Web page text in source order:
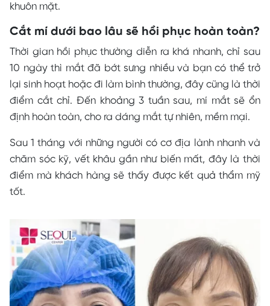
khuôn mặt.
Cắt mí dưới bao lâu sẽ hồi phục hoàn toàn?
Thời gian hồi phục thường diễn ra khá nhanh, chỉ sau
10 ngày thì mắt đã bớt sưng nhiều và bạn có thể trở
lại sinh hoạt hoặc đi làm bình thường, đây cũng là thời
điểm cắt chỉ. Đến khoảng 3 tuần sau, mí mắt sẽ ổn
định hoàn toàn, cho ra dáng mắt tự nhiên, mềm mại.
Sau 1 tháng với những người có cơ địa lành nhanh và
chăm sóc kỹ, vết khâu gần như biến mất, đây là thời
điểm mà khách hàng sẽ thấy được kết quả thẩm mỹ
tốt.